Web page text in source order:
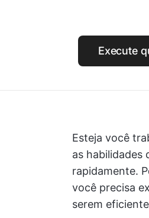
Execute
Esteja você
as habilidades
rapidamente.
você precisa
serem